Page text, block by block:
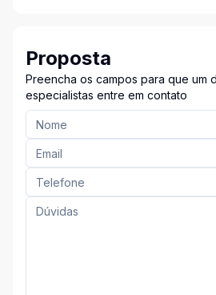
Proposta
Preencha os campos para que um
especialistas entre em contato